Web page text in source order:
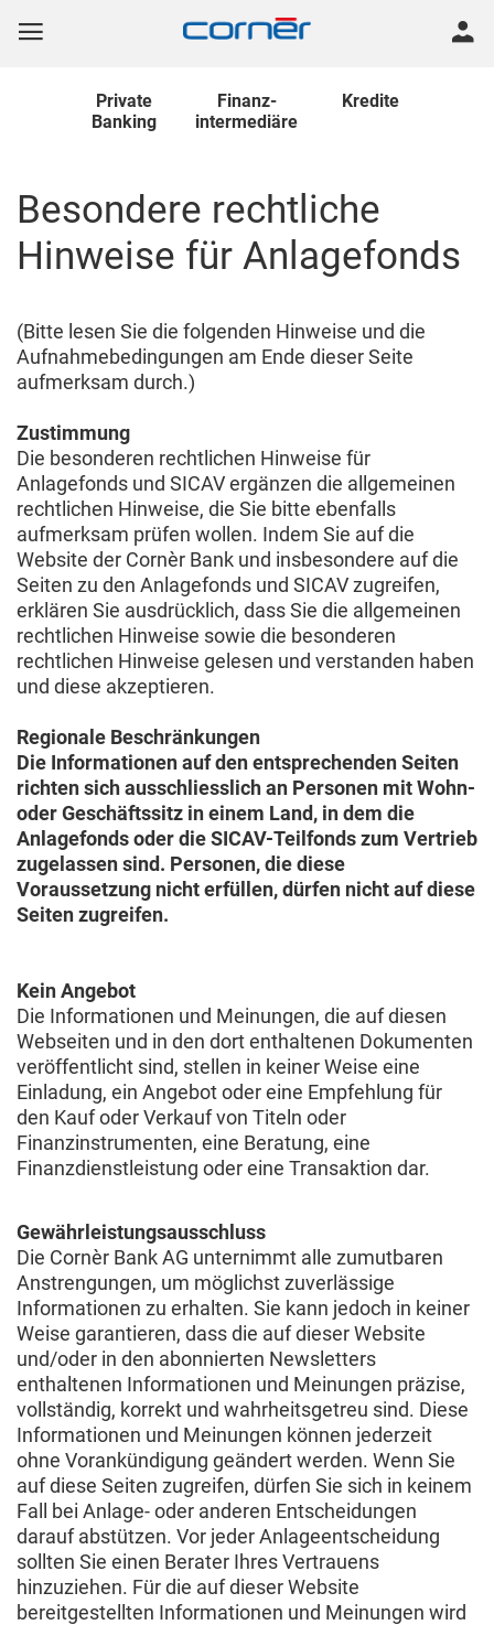
Private
Banking
Finanz-
intermediäre
Kredite
Besondere rechtliche
Hinweise für Anlagefonds
(Bitte lesen Sie die folgenden Hinweise und die
Aufnahmebedingungen am Ende dieser Seite
aufmerksam durch.)
Zustimmung
Die besonderen rechtlichen Hinweise für
Anlagefonds und SICAV ergänzen die allgemeinen
rechtlichen Hinweise, die Sie bitte ebenfalls
aufmerksam prüfen wollen. Indem Sie auf die
Website der Cornèr Bank und insbesondere auf die
Seiten zu den Anlagefonds und SICAV zugreifen,
erklären Sie ausdrücklich, dass Sie die allgemeinen
rechtlichen Hinweise sowie die besonderen
rechtlichen Hinweise gelesen und verstanden haben
und diese akzeptieren.
Regionale Beschränkungen
Die Informationen auf den entsprechenden Seiten
richten sich ausschliesslich an Personen mit Wohn-
oder Geschäftssitz in einem Land, in dem die
Anlagefonds oder die SICAV-Teilfonds zum Vertrieb
zugelassen sind. Personen, die diese
Voraussetzung nicht erfüllen, dürfen nicht auf diese
Seiten zugreifen.
Kein Angebot
Die Informationen und Meinungen, die auf diesen
Webseiten und in den dort enthaltenen Dokumenten
veröffentlicht sind, stellen in keiner Weise eine
Einladung, ein Angebot oder eine Empfehlung für
den Kauf oder Verkauf von Titeln oder
Finanzinstrumenten, eine Beratung, eine
Finanzdienstleistung oder eine Transaktion dar.
Gewährleistungsausschluss
Die Cornèr Bank AG unternimmt alle zumutbaren
Anstrengungen, um möglichst zuverlässige
Informationen zu erhalten. Sie kann jedoch in keiner
Weise garantieren, dass die auf dieser Website
und/oder in den abonnierten Newsletters
enthaltenen Informationen und Meinungen präzise,
vollständig, korrekt und wahrheitsgetreu sind. Diese
Informationen und Meinungen können jederzeit
ohne Vorankündigung geändert werden. Wenn Sie
auf diese Seiten zugreifen, dürfen Sie sich in keinem
Fall bei Anlage- oder anderen Entscheidungen
darauf abstützen. Vor jeder Anlageentscheidung
sollten Sie einen Berater Ihres Vertrauens
hinzuziehen. Für die auf dieser Website
bereitgestellten Informationen und Meinungen wird